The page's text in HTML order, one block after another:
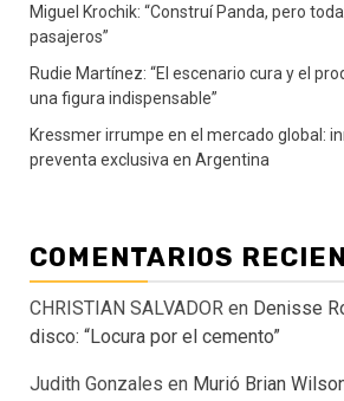
Miguel Krochik: “Construí Panda, pero
pasajeros”
Rudie Martínez: “El escenario cura y el
una figura indispensable”
Kressmer irrumpe en el mercado global:
preventa exclusiva en Argentina
COMENTARIOS
CHRISTIAN SALVADOR en Denisse
disco: “Locura por el cemento”
Judith Gonzales en Murió Brian